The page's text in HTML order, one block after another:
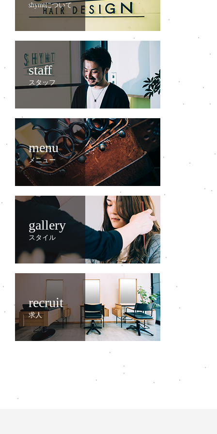
shymtについて
staff
スタッフ
menu
メニュー
gallery
スタイル
recruit
求人